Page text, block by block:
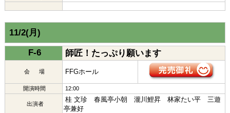
11/2(月)
F-6 師匠！たっぷり願います
会 場 FFGホール
開演時間 12:00
出演者
桂 文珍 春風亭小朝 瀧川鯉昇 林家たい平 三遊
亭兼好